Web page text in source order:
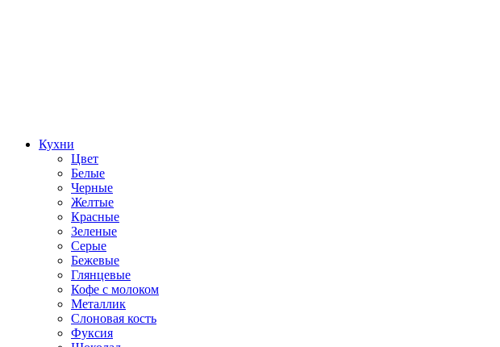
Кухни
Цвет
Белые
Черные
Желтые
Красные
Зеленые
Серые
Бежевые
Глянцевые
Кофе с молоком
Металлик
Слоновая кость
Фуксия